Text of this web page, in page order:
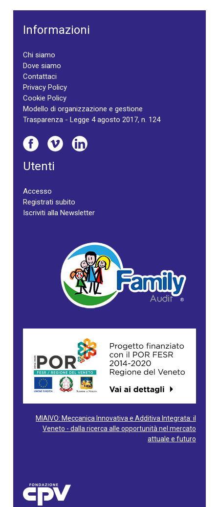
Informazioni
Chi siamo
Dove siamo
Contattaci
Privacy Policy
Cookie Policy
Modello di organizzazione e gestione
Trasparenza - Legge 4 agosto 2017, n. 124
Utenti
Accesso
Registrati subito
Iscriviti alla Newsletter
MIAIVO: Meccanica Innovativa e Additiva Integrata: il
Veneto - dalla ricerca alle opportunità nel mercato
attuale e futuro